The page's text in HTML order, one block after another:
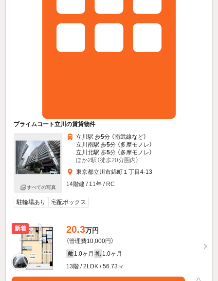
プライムコート立川の賃貸物件
すべての写真
立川駅 歩5分 （南武線など）
立川南駅 歩5分 （多摩モノレ）
立川北駅 歩5分 （多摩モノレ）
ほか2駅（徒歩20分圏内）
東京都立川市錦町１丁目4-13
14階建 / 11年 / RC
駐輪場あり 宅配ボックス
新着 20.3万円
（管理費10,000円）
敷 1.0ヶ月 礼 1.0ヶ月
13階 / 2LDK / 56.73㎡